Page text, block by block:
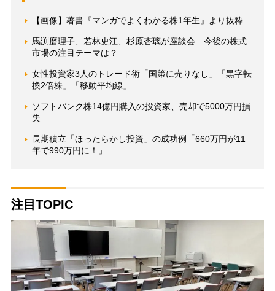
【画像】著書『マンガでよくわかる株1年生』より抜粋
馬渕磨理子、若林史江、杉原杏璃が座談会 今後の株式
市場の注目テーマは？
女性投資家3人のトレード術「国策に売りなし」「黒字転
換2倍株」「移動平均線」
ソフトバンク株14億円購入の投資家、売却で5000万円損
失
長期積立「ほったらかし投資」の成功例「660万円が11
年で990万円に！」
注目TOPIC